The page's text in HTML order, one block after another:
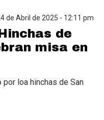
de Abril de 2025 - 12:11 pm
de
misa en
loa hinchas de San